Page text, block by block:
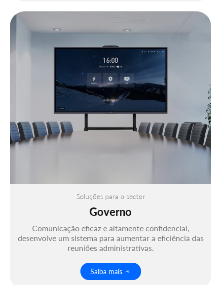
Soluções para o sector
Governo
Comunicação eficaz e altamente confidencial,
desenvolve um sistema para aumentar a eficiência das
reuniões administrativas.
Saiba mais